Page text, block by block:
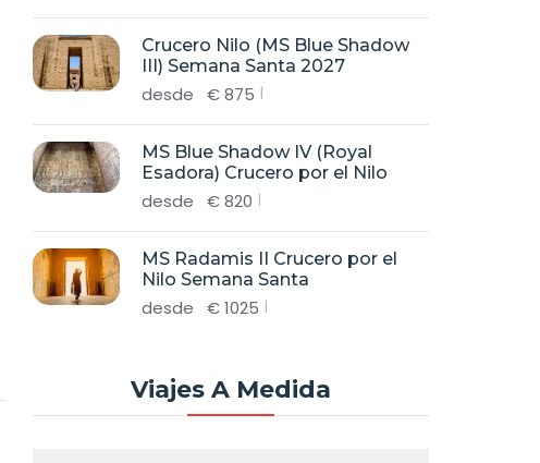
Crucero Nilo (MS Blue Shadow
III) Semana Santa 2027
desde €875
MS Blue Shadow IV (Royal
Esadora) Crucero por el Nilo
desde €820
MS Radamis II Crucero por el
Nilo Semana Santa
desde €1025
Viajes A Medida